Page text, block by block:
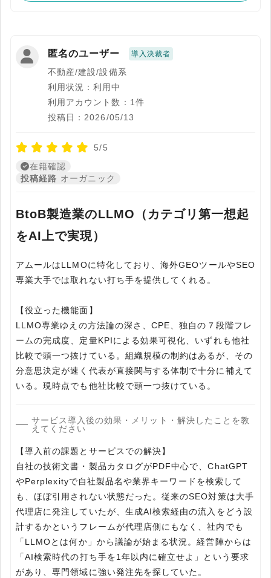
匿名のユーザー 導入決裁者
不動産/建設/設備系
利用状況：利用中
利用アカウント数：1件
投稿日：2026/05/13
5/5
在籍確認
投稿経路 オーガニック
BtoB製造業のLLMO（カテゴリ第一想起
をAI上で実現）
アムールはLLMOに特化しており、海外GEOツールやSEO
専業大手では取れない打ち手を提供してくれる。
【役立った機能面】
LLMO専業ゆえの方法論の深さ、CPE、独自の７段階フレ
ームの完成度、定量KPIによる効果可視化、いずれも他社
比較で頭一つ抜けている。組織規模の制約はあるが、その
分意思決定が速く代表が直接関与する体制で十分に補えて
いる。現時点でも他社比較で頭一つ抜けている。
サービス導入後の効果・メリット・解決したことを教
えてください
【導入前の課題とサービスでの解決】
自社の技術文書・製品カタログがPDF中心で、ChatGPT
やPerplexityで自社製品名や業界キーワードを検索して
も、ほぼ引用されない状態だった。従来のSEO対策は大手
代理店に発注していたが、生成AI検索経由の流入をどう設
計するかというフレームが代理店側にもなく、社内でも
「LLMOとは何か」から議論が始まる状況。経営陣からは
「AI検索時代の打ち手を1年以内に確立せよ」という要求
があり、専門領域に強い発注先を探していた。